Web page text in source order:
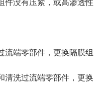
没有压紧，或高渗透性
端零部件，更换隔膜组
洗过流端零部件，更换